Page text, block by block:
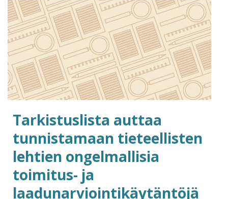
Tarkistuslista auttaa
tunnistamaan tieteellisten
lehtien ongelmallisia
toimitus- ja
laadunarviointikäytäntöjä